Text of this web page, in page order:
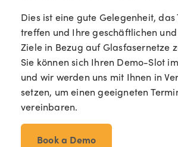
Dies ist eine gute Gelegenheit, das
treffen und Ihre geschäftlichen
Ziele in Bezug auf Glasfasernetze
Sie können sich Ihren Demo-Slot
und wir werden uns mit Ihnen in
setzen, um einen geeigneten
vereinbaren.
Book a Demo